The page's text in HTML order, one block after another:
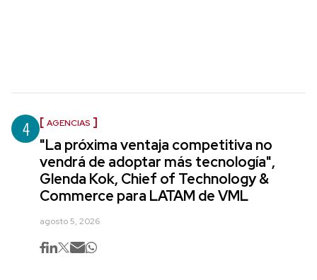
4 AGENCIAS
"La próxima ventaja competitiva no
vendrá de adoptar más tecnología",
Glenda Kok, Chief of Technology &
Commerce para LATAM de VML
agosto 5, 2026